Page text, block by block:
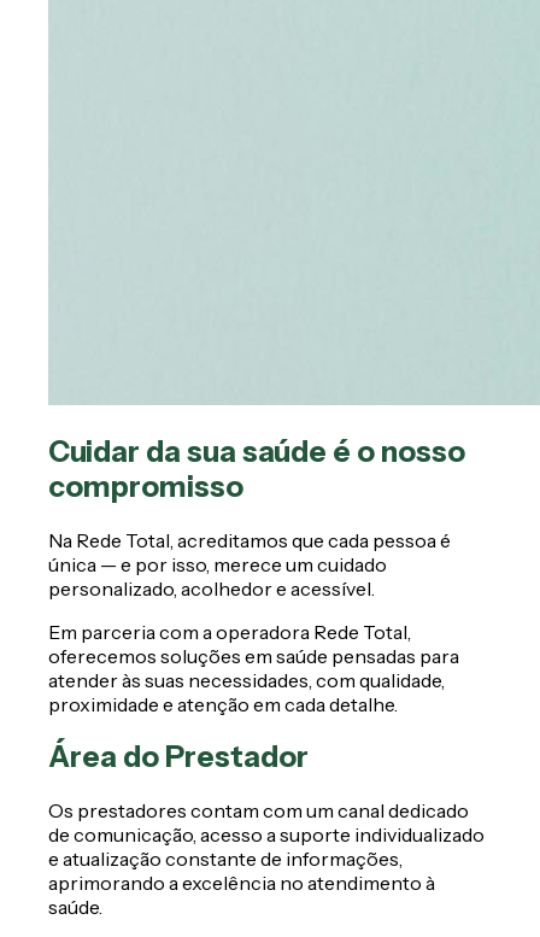
Cuidar da sua saúde é o nosso
compromisso
Na Rede Total, acreditamos que cada pessoa é
única — e por isso, merece um cuidado
personalizado, acolhedor e acessível.
Em parceria com a operadora Rede Total,
oferecemos soluções em saúde pensadas para
atender às suas necessidades, com qualidade,
proximidade e atenção em cada detalhe.
Área do Prestador
Os prestadores contam com um canal dedicado
de comunicação, acesso a suporte individualizado
e atualização constante de informações,
aprimorando a excelência no atendimento à
saúde.